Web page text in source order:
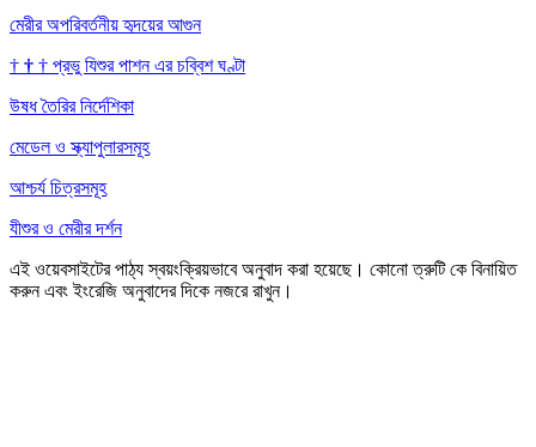
মেরীর অপরিবর্তনীয় হৃদয়ের আগুন
† † † প্রভু যিশুর পাশন এর চব্বিশ ঘণ্টা
উষধ তৈরির নির্দেশিকা
মেডেল ও স্ক্যাপুলারসমূহ
আশ্চর্য চিত্রসমূহ
যীশুর ও মেরীর দর্শন
এই ওয়েবসাইটের পাঠ্য স্বয়ংক্রিয়ভাবে অনুবাদ করা হয়েছে। কোনো ত্রুটি কে বিনায়িত
করুন এবং ইংরেজি অনুবাদের দিকে নজরে রাখুন।